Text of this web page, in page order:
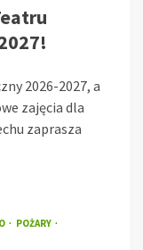
2026-2027, a
zajęcia dla
zaprasza
POŻARY